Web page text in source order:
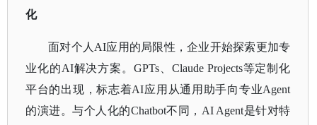
化
面对个人 AI应用的局限性，企业开始探索更加专
业化的AI解决方案。GPTs、Claude Projects等定制化
平台的出现，标志着AI应用从通用助手向专业Agent
的演进。与个人化的Chatbot不同， AI Agent是针对特